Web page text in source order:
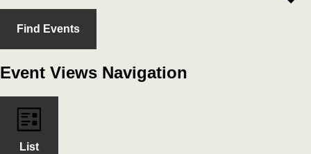
Find Events
Event Views Navigation
List